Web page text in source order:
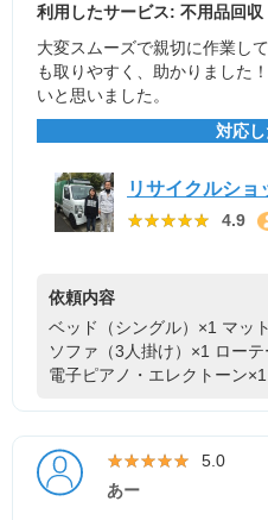
利用したサービス: 不用品回収
大変スムーズで親切に作業し
も取りやすく、助かりました
いと思いました。
対応
リサイクルショ
★★★★★
★★★★★ 4.9
依頼内容
ベッド（シングル）×1 マッ
ソファ（3人掛け）×1 ロー
電子ピアノ・エレクトーン×1
★★★★★
★★★★★ 5.0
あー